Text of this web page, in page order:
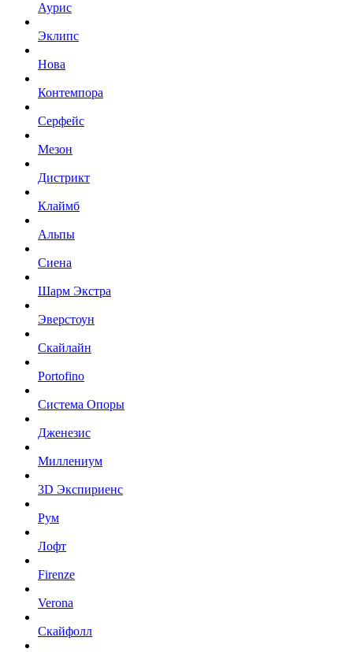
Аурис
Эклипс
Нова
Контемпора
Серфейс
Мезон
Дистрикт
Клаймб
Альпы
Сиена
Шарм Экстра
Эверстоун
Скайлайн
Portofino
Система Опоры
Дженезис
Миллениум
3D Экспириенс
Рум
Лофт
Firenze
Verona
Скайфолл